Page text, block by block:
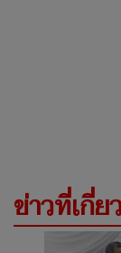
ข่าวที่เกี่ย